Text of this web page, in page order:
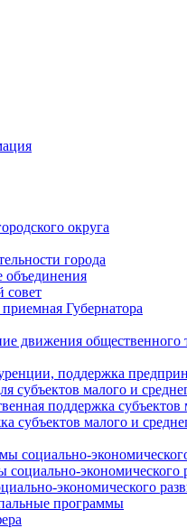
округа
города
совет
Губернатора
движения общественного
поддержка
субъектов малого и
поддержка субъектов
субъектов малого и
социально-
социально-экономического
экономического
программы